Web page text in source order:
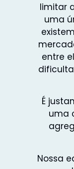
limitar
uma
entre
É
uma
Nossa